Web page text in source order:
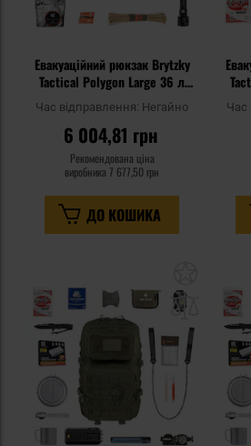
Евакуаційний рюкзак Brytzky
Tactical Polygon Large 36 л
Black V3 - зі спорядженням
Час відправлення: Негайно
6 004,81 грн
Рекомендована ціна
виробника 7 677,50 грн
ДО КОШИКА
Час
списку